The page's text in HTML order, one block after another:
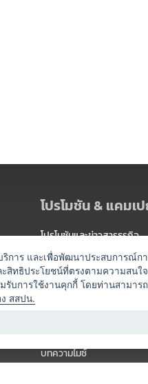
โปรโมชัน & แคมเ
โปรโมชันและข่าวสารธุรกิจ
แพ็กเกจ
แคมเปญ
บทความไมซ์
ริการ และเพื่อพัฒนาประสบการณ์ก
สิทธิประโยชน์ที่ตรงตามความสนใ
บการใช้งานคุกกี้ โดยท่านสามาร
สสปน.